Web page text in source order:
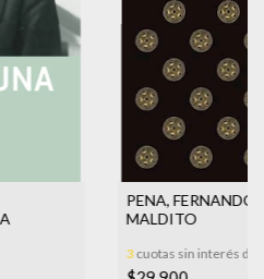
PENA,
MALDITO
3cuotas sin interés de